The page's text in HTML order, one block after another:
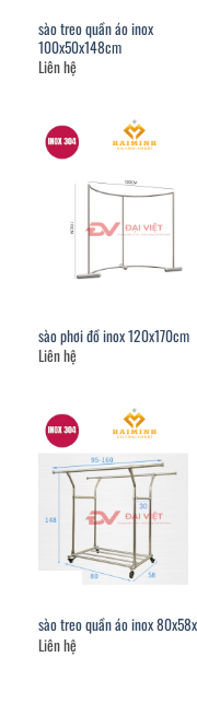
sào treo quần áo inox
100x50x148cm
Liên hệ
sào phơi đồ inox 120x170cm
Liên hệ
sào treo quần áo inox
Liên hệ